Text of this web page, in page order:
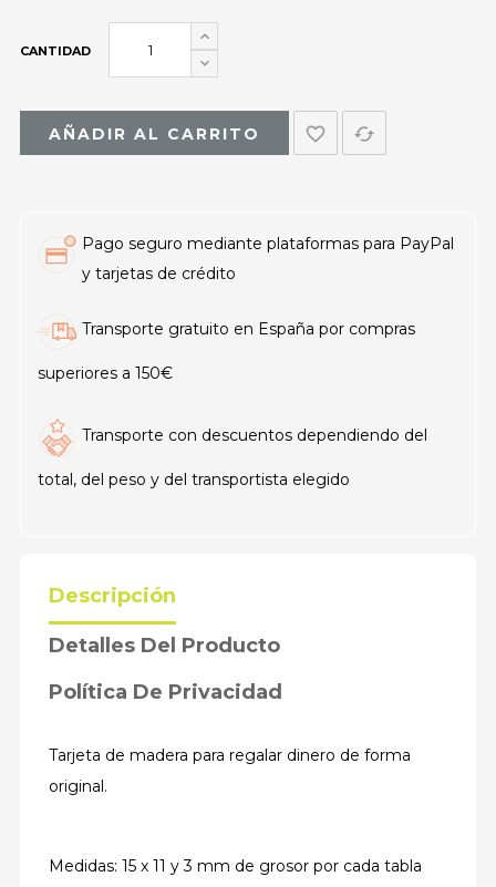
CANTIDAD
AÑADIR AL CARRITO favorite_border cached
Pago seguro mediante plataformas para PayPal
y tarjetas de crédito
Transporte gratuito en España por compras
superiores a 150€
Transporte con descuentos dependiendo del
total, del peso y del transportista elegido
Descripción
Detalles Del Producto
Política De Privacidad
Tarjeta de madera para regalar dinero de forma
original.
Medidas: 15 x 11 y 3 mm de grosor por cada tabla